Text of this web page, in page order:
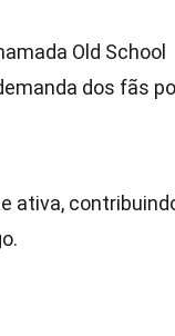
Old School
dos fãs
ativa,